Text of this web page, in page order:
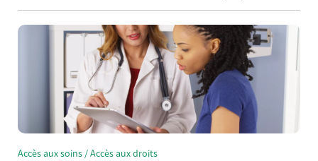
Accès aux soins / Accès aux droits